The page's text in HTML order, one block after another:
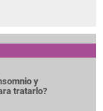
y
tratarlo?